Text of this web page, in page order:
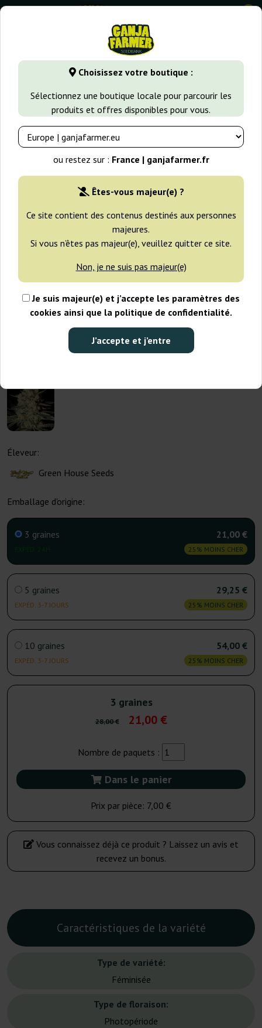
Choisissez votre boutique :
Sélectionnez une boutique locale pour parcourir les
produits et offres disponibles pour vous.
ou restez sur : France | ganjafarmer.fr
Êtes-vous majeur(e) ?
Ce site contient des contenus destinés aux personnes
majeures.
Si vous n’êtes pas majeur(e), veuillez quitter ce site.
Non, je ne suis pas majeur(e)
Je suis majeur(e) et j’accepte les paramètres des
cookies ainsi que la politique de confidentialité.
J’accepte et j’entre
0
GanjaFarmer.fr Types de Graines Graines de Cannabis
-25%
+gratisie
Éleveur:
Green House Seeds
Emballage d'origine:
3 graines 21,00 €
25% MOINS CHER
5 graines
EXPÉD. 3-7 JOURS
29,25 €
25% MOINS CHER
10 graines
EXPÉD. 3-7 JOURS
54,00 €
25% MOINS CHER
3 graines
28,00 € 21,00 €
Nombre de paquets :
Dans le panier
Prix par pièce: 7,00 €
Vous connaissez déjà ce produit ? Laissez un avis et
recevez un bonus.
Caractéristiques de la variété
Type de variété:
Féminisée
Type de floraison:
Photopériode